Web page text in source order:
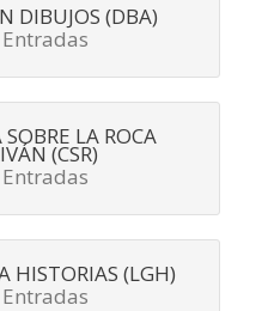
DIBUJOS (DBA)
LA ROCA
(CSR)
HISTORIAS (LGH)